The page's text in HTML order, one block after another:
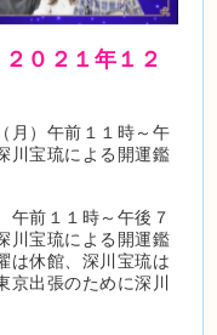
０２１年１２
月）午前１１時～午
川宝琉による開運鑑
午前１１時～午後７
川宝琉による開運鑑
は休館、深川宝琉は
出張のために深川